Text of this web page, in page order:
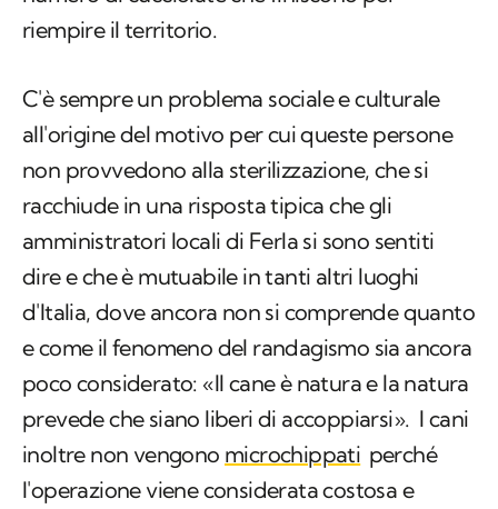
riempire il territorio.
C'è sempre un problema sociale e culturale
all'origine del motivo per cui queste persone
non provvedono alla sterilizzazione, che si
racchiude in una risposta tipica che gli
amministratori locali di Ferla si sono sentiti
dire e che è mutuabile in tanti altri luoghi
d'Italia, dove ancora non si comprende quanto
e come il fenomeno del randagismo sia ancora
poco considerato: «Il cane è natura e la natura
prevede che siano liberi di accoppiarsi». I cani
inoltre non vengono microchippati perché
l'operazione viene considerata costosa e